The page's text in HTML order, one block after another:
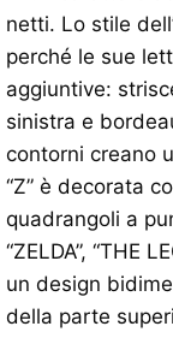
netti. Lo stile
perché le sue
aggiuntive:
sinistra e
contorni creano
“Z” è decorata
quadrangoli a
“ZELDA”, “THE
un design
della parte